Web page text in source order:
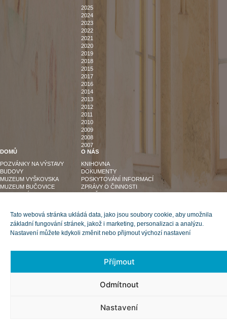
Tato webová stránka ukládá data, jako jsou soubory cookie, aby umožnila
základní fungování stránek, jakož i marketing, personalizaci a analýzu.
Nastavení můžete kdykoli změnit nebo přijmout výchozí nastavení
Příjmout
Odmítnout
Nastavení
2025
2024
2023
2022
2021
2020
2019
2018
2015
2017
2016
2014
2013
2012
2011
2010
2009
2008
2007
DOMŮ
POZVÁNKY NA VÝSTAVY
BUDOVY
MUZEUM VYŠKOVSKA
MUZEUM BUČOVICE
KACHLOVÁ KAMNA
O NÁS
KNIHOVNA
DOKUMENTY
POSKYTOVÁNÍ INFORMACÍ
ZPRÁVY O ČINNOSTI
PRO ŠKOLY
NABÍDKA PUBLIKACÍ
NABÍDKA MAJETKU
VEŘEJNÉ ZAKÁZKY
ZÁSADY SOUBORŮ COOKIE